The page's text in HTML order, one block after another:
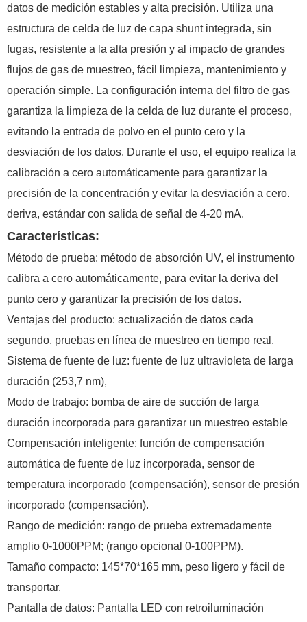
datos de medición estables y alta precisión. Utiliza una
estructura de celda de luz de capa shunt integrada, sin
fugas, resistente a la alta presión y al impacto de grandes
flujos de gas de muestreo, fácil limpieza, mantenimiento y
operación simple. La configuración interna del filtro de gas
garantiza la limpieza de la celda de luz durante el proceso,
evitando la entrada de polvo en el punto cero y la
desviación de los datos. Durante el uso, el equipo realiza la
calibración a cero automáticamente para garantizar la
precisión de la concentración y evitar la desviación a cero.
deriva, estándar con salida de señal de 4-20 mA.
Características:
Método de prueba: método de absorción UV, el instrumento
calibra a cero automáticamente, para evitar la deriva del
punto cero y garantizar la precisión de los datos.
Ventajas del producto: actualización de datos cada
segundo, pruebas en línea de muestreo en tiempo real.
Sistema de fuente de luz: fuente de luz ultravioleta de larga
duración (253,7 nm),
Modo de trabajo: bomba de aire de succión de larga
duración incorporada para garantizar un muestreo estable
Compensación inteligente: función de compensación
automática de fuente de luz incorporada, sensor de
temperatura incorporado (compensación), sensor de presión
incorporado (compensación).
Rango de medición: rango de prueba extremadamente
amplio 0-1000PPM; (rango opcional 0-100PPM).
Tamaño compacto: 145*70*165 mm, peso ligero y fácil de
transportar.
Pantalla de datos: Pantalla LED con retroiluminación